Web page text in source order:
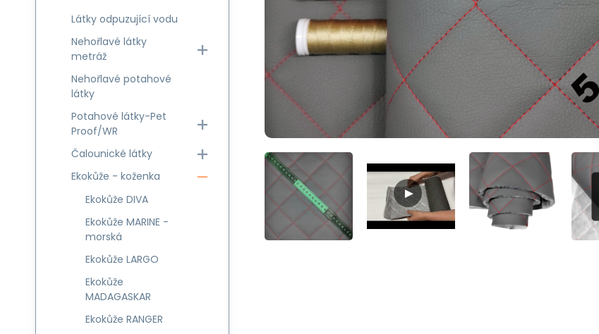
Látky odpuzující vodu
Nehořlavé látky
metráž
Nehořlavé potahové
látky
Potahové látky-Pet
Proof/WR
Čalounické látky
Ekokůže - koženka
Ekokůže DIVA
Ekokůže MARINE -
morská
Ekokůže LARGO
Ekokůže
MADAGASKAR
Ekokůže RANGER